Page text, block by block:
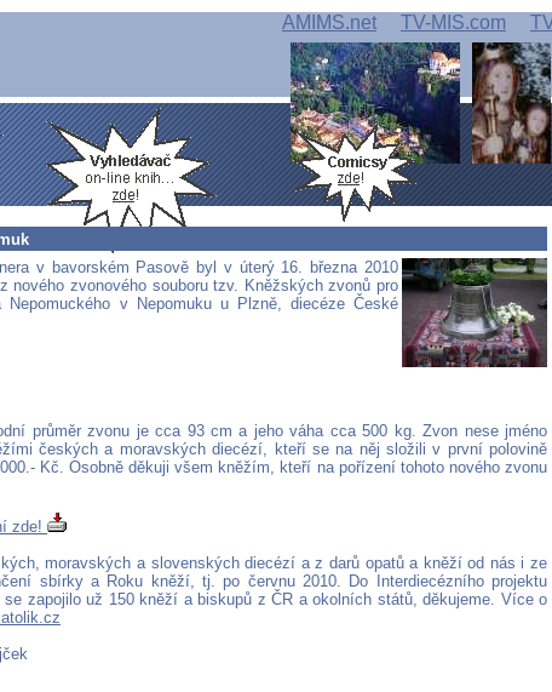
AMIMS.net TV-MIS.com
v bavorském Pasově byl v úterý 16. března 2010
nového zvonového souboru tzv. Kněžských zvonů pro
v Nepomuku u Plzně, diecéze České
průměr zvonu je cca 93 cm a jeho váha cca 500 kg. Zvon nese jméno
českých a moravských diecézí, kteří se na něj složili v první polovině
Kč. Osobně děkuji všem kněžím, kteří na pořízení tohoto nového zvonu
zde!
moravských a slovenských diecézí a z darů opatů a kněží od nás i ze
sbírky a Roku kněží, tj. po červnu 2010. Do Interdiecézního projektu
se zapojilo už 150 kněží a biskupů z ČR a okolních států, děkujeme. Více o